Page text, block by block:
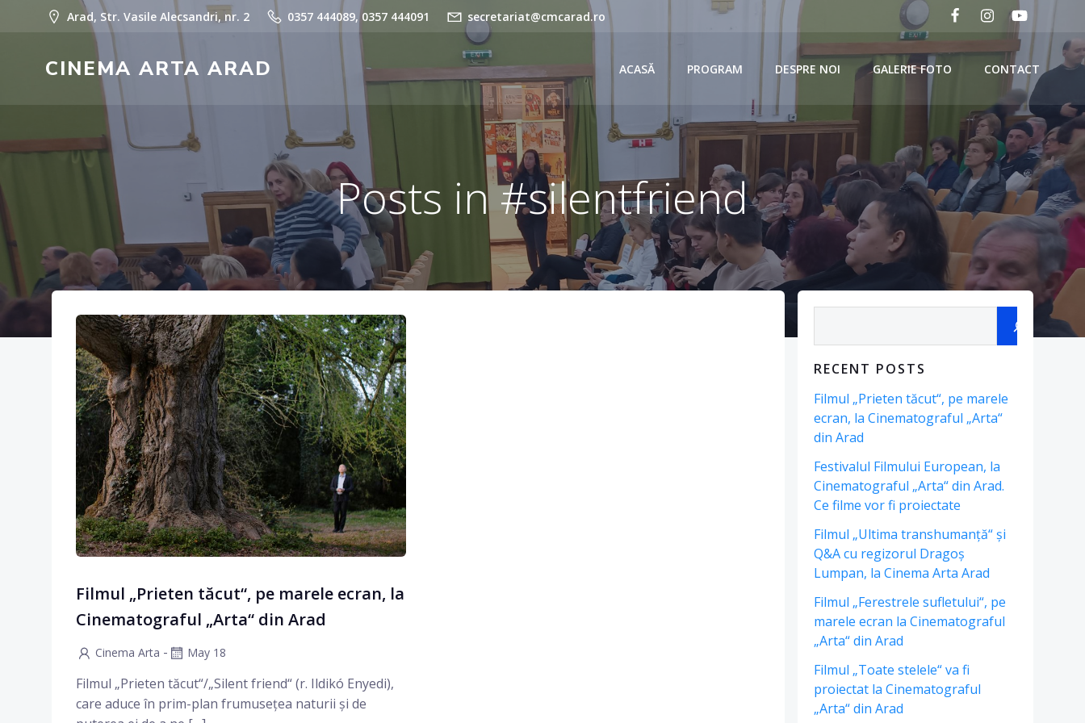
Arad, Str. Vasile Alecsandri, nr. 2 0357 444089, 0357 444091 secretariat@cmcarad.ro
CINEMA ARTA ARAD ACASĂ PROGRAM DESPRE NOI GALERIE FOTO CONTACT
Posts in #silentfriend
Filmul „Prieten tăcut“, pe marele ecran, la
Cinematograful „Arta“ din Arad
Cinema Arta - May 18
Filmul „Prieten tăcut“/„Silent friend“ (r. Ildikó Enyedi),
care aduce în prim-plan frumusețea naturii și de
RECENT POSTS
Filmul „Prieten tăcut“, pe marele
ecran, la Cinematograful „Arta“
din Arad
Festivalul Filmului European, la
Cinematograful „Arta“ din Arad.
Ce filme vor fi proiectate
Filmul „Ultima transhumanță“ și
Q&A cu regizorul Dragoș
Lumpan, la Cinema Arta Arad
Filmul „Ferestrele sufletului“, pe
marele ecran la Cinematograful
„Arta“ din Arad
Filmul „Toate stelele“ va fi
proiectat la Cinematograful
„Arta“ din Arad